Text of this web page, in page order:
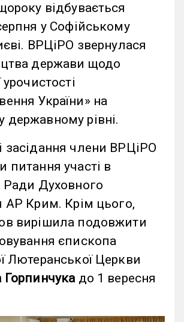
відбувається
у Софійському
ВРЦіРО звернулася
держави щодо
урочистості
України» на
рівні.
засідання члени ВРЦіРО
питання участі в
Ради Духовного
АР Крим. Крім цього,
вирішила подовжити
єпископа
Лютеранської Церкви
Горпинчукадо 1 вересня